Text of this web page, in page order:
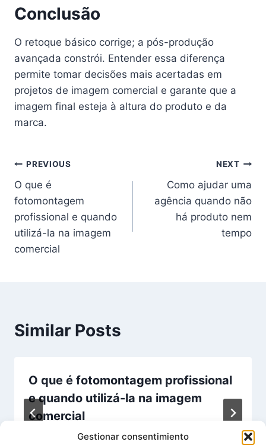
Gestionar consentimiento
Conclusão
O retoque básico corrige; a pós-produção
avançada constrói. Entender essa diferença
permite tomar decisões mais acertadas em
projetos de imagem comercial e garante que a
imagem final esteja à altura do produto e da
marca.
Navegação
de
artigos
PREVIOUS
O que é
fotomontagem
profissional e quando
utilizá-la na imagem
comercial
NEXT
Como ajudar uma
agência quando não
há produto nem
tempo
Similar Posts
O que é fotomontagem profissional
e quando utilizá-la na imagem
comercial
26/01/2026